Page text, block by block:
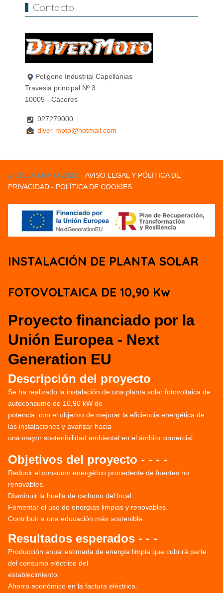
Contacto
Poligono Industrial Capellanias
Travesia principal Nº 3
10005 - Cáceres
927279000
diver-moto@hotmail.com
© DIVER MOTO 2026.- AVISO LEGAL Y PÓLITICA DE
PRIVACIDAD - POLÍTICA DE COOKIES
INSTALACIÓN DE PLANTA SOLAR
FOTOVOLTAICA DE 10,90 Kw
Proyecto financiado por la
Unión Europea - Next
Generation EU
Descripción del proyecto
Se ha realizado la instalación de una planta solar fotovoltaica de
autoconsumo de 10,90 kW de
potencia, con el objetivo de mejorar la eficiencia energética de
las instalaciones y avanzar hacia
una mayor sostenibilidad ambiental en el ámbito comercial.
Objetivos del proyecto - - - -
Reducir el consumo energético procedente de fuentes no
renovables.
Disminuir la huella de carbono del local.
Fomentar el uso de energías limpias y renovables.
Contribuir a una educación más sostenible.
Resultados esperados - - -
Producción anual estimada de energía limpia que cubrirá parte
del consumo eléctrico del
establecimiento.
Ahorro económico en la factura eléctrica.